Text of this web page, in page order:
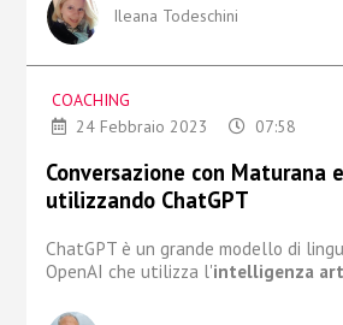
Ileana Todeschini
COACHING
24 Febbraio 2023
07:58
Conversazione con Maturana
utilizzando ChatGPT
ChatGPT è un grande modello di
OpenAI che utilizza l'intelligenza